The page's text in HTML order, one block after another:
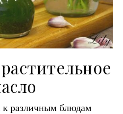
к различным блюдам